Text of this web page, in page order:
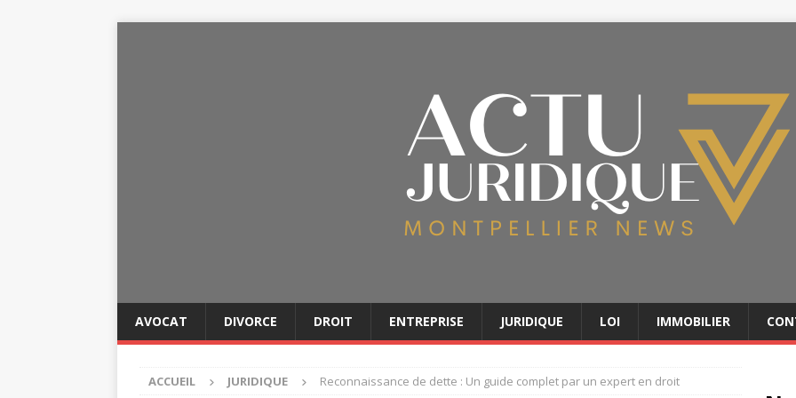
AVOCAT DIVORCE DROIT ENTREPRISE JURIDIQUE LOI IMMOBILIER
ACCUEIL JURIDIQUE Reconnaissance de dette : Un guide complet par un expert en droit